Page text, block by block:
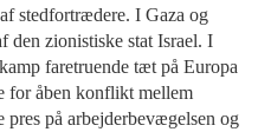
stedfortrædere. I Gaza og
den zionistiske stat Israel. I
faretruende tæt på Europa
for åben konflikt mellem
pres på arbejderbevægelsen og